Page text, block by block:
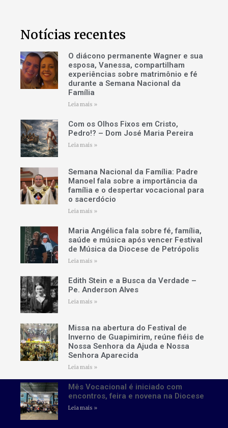
Notícias recentes
O diácono permanente Wagner e sua
esposa, Vanessa, compartilham
experiências sobre matrimônio e fé
durante a Semana Nacional da
Família
Leia mais »
Com os Olhos Fixos em Cristo,
Pedro!? – Dom José Maria Pereira
Leia mais »
Semana Nacional da Família: Padre
Manoel fala sobre a importância da
família e o despertar vocacional para
o sacerdócio
Leia mais »
Maria Angélica fala sobre fé, família,
saúde e música após vencer Festival
de Música da Diocese de Petrópolis
Leia mais »
Edith Stein e a Busca da Verdade –
Pe. Anderson Alves
Leia mais »
Missa na abertura do Festival de
Inverno de Guapimirim, reúne fiéis de
Nossa Senhora da Ajuda e Nossa
Senhora Aparecida
Leia mais »
Mês Vocacional é iniciado com
encontros, feira e novena na Diocese
Leia mais »